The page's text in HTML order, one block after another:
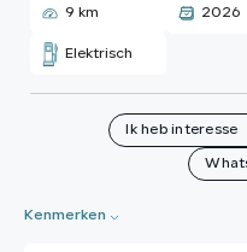
9 km 2026
Elektrisch
Ik heb interesse
Kenmerken